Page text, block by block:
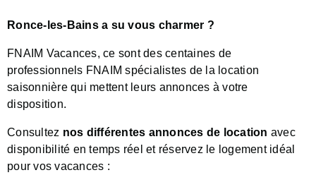
Ronce-les-Bains a su vous charmer ?
FNAIM Vacances, ce sont des centaines de
professionnels FNAIM spécialistes de la location
saisonnière qui mettent leurs annonces à votre
disposition.
Consultez nos différentes annonces de location avec
disponibilité en temps réel et réservez le logement idéal
pour vos vacances :